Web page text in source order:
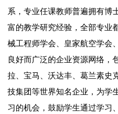
系，专业任课教师普遍拥有博
富的教学研究经验，全部专业
械工程师学会、皇家航空学会
良好而广泛的企业资源网络，
拉、宝马、沃达丰、葛兰素史
技集团等世界知名企业，为学
习的机会，鼓励学生通过学习